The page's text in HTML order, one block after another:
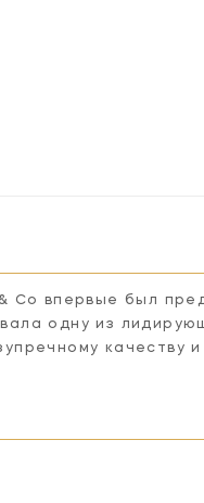
Co впервые был
одну из
качеству